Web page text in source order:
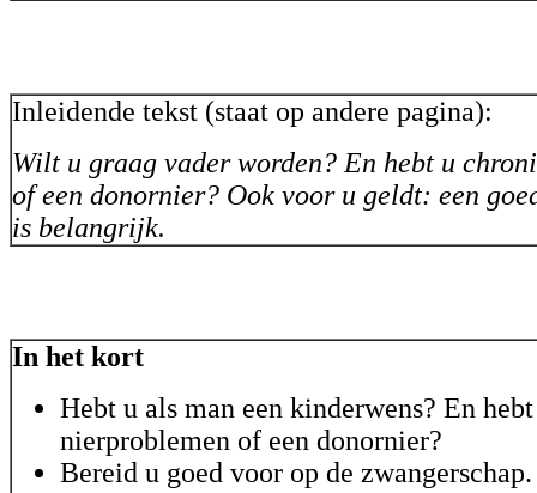
Inleidende tekst (staat op andere pagina):
Wilt u graag vader worden? En hebt u
of een donornier? Ook voor u geldt: een
is belangrijk.
In het kort
Hebt u als man een kinderwens? En
nierproblemen of een donornier?
Bereid u goed voor op de zwangerschap.